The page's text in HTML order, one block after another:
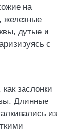
на
железные
дутые и
с
заслонки
Длинные
из